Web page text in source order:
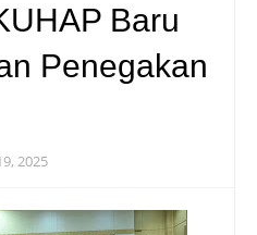
Baru
Penegakan
2025